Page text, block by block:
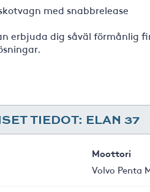
med snabbrelease
erbjuda dig såväl förmånlig
TIEDOT: ELAN 37
Moottori
Volvo Penta